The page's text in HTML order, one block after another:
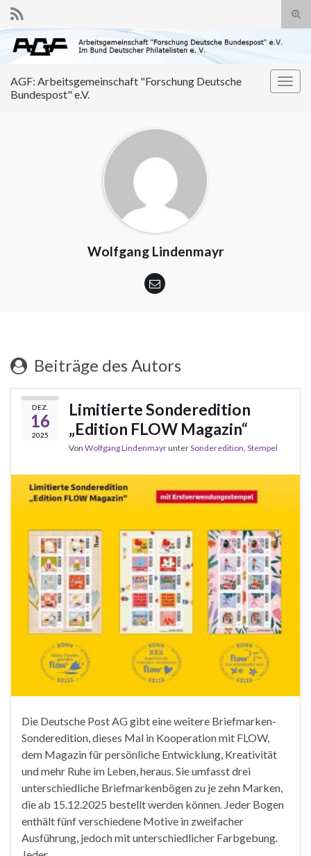
Search for:
AGF: Arbeitsgemeinschaft "Forschung Deutsche
Bundespost" e.V.
Wolfgang Lindenmayr
Beiträge des Autors
DEZ.
16
2025
Limitierte Sonderedition
„Edition FLOW Magazin“
Von Wolfgang LindenmayrunterSonderedition, Stempel
Die Deutsche Post AG gibt eine weitere Briefmarken-
Sonderedition, dieses Mal in Kooperation mit FLOW,
dem Magazin für persönliche Entwicklung, Kreativität
und mehr Ruhe im Leben, heraus. Sie umfasst drei
unterschiedliche Briefmarkenbögen zu je zehn Marken,
die ab 15.12.2025 bestellt werden können. Jeder Bogen
enthält fünf verschiedene Motive in zweifacher
Ausführung, jedoch mit unterschiedlicher Farbgebung.